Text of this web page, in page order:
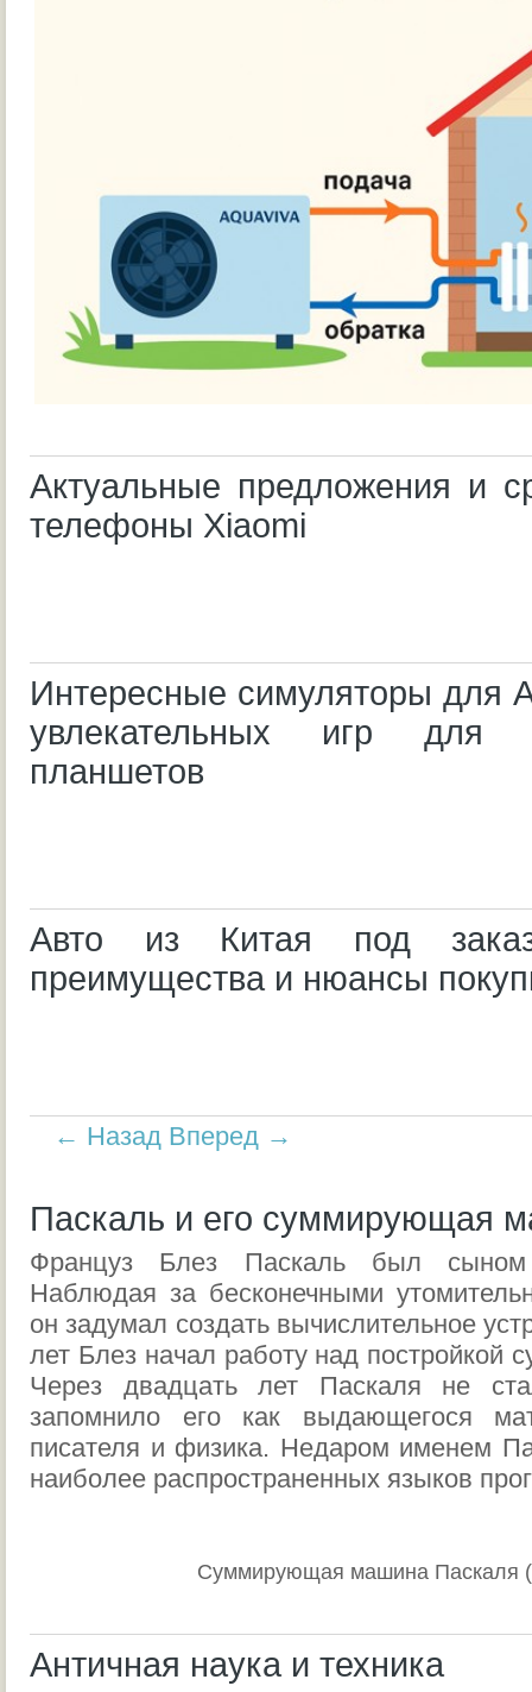
Актуальные предложения и
телефоны Xiaomi
Интересные симуляторы для
увлекательных игр для
планшетов
Авто из Китая под
преимущества и нюансы
← Назад Вперед →
Паскаль и его суммирующая
Француз Блез Паскаль был сыном
Наблюдая за бесконечными
он задумал создать вычислительное
лет Блез начал работу над
Через двадцать лет Паскаля не
запомнило его как выдающегося
писателя и физика. Недаром именем
наиболее распространенных языков
Суммирующая машина Паскаля
Античная наука и техника